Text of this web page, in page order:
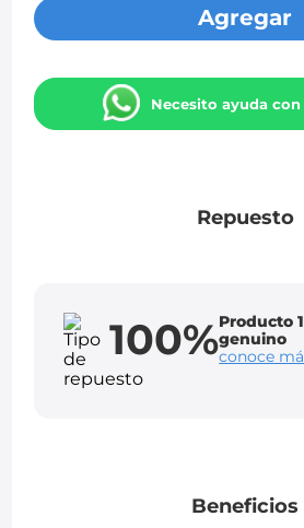
Agregar
Necesito ayuda
Repuesto
100%Producto
genuino
conoce
Beneficios